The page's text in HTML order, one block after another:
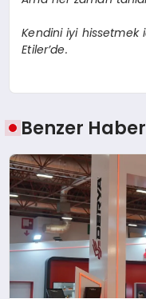
Kendini iyi hissetmek i
Etiler’de.
Benzer